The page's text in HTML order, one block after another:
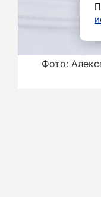
Фото: